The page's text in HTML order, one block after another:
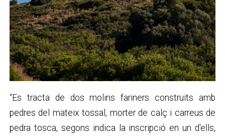
“Es tracta de dos molins fariners construïts amb
pedres del mateix tossal, morter de calç i carreus de
pedra tosca, segons indica la inscripció en un d'ells,